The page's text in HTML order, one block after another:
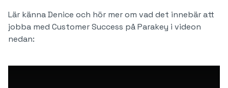
Lär känna Denice och hör mer om vad det innebär att
jobba med Customer Success på Parakey i videon
nedan: